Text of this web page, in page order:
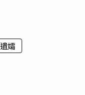
遺孀